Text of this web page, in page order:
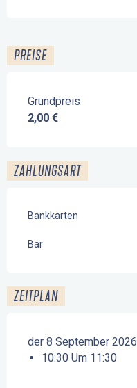
PREISE
Grundpreis
2,00 €
ZAHLUNGSART
Bankkarten
Bar
ZEITPLAN
der 8 September 2026
10:30 Um 11:30